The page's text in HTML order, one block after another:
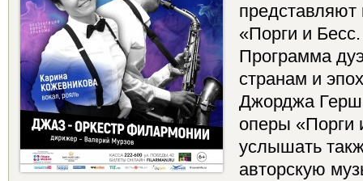
«Порги и
Программа
странам и
Джорджа
оперы «Порги
услышать
авторскую